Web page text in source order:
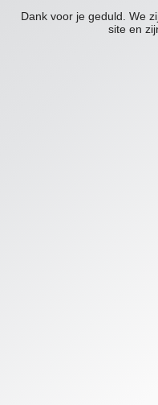
Dank voor je geduld. We
site en